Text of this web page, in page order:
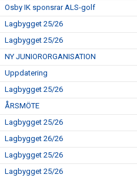
Osby IK sponsrar ALS-golf
Lagbygget 25/26
Lagbygget 25/26
NY JUNIORORGANISATION
Uppdatering
Lagbygget 25/26
ÅRSMÖTE
Lagbygget 25/26
Lagbygget 26/26
Lagbygget 25/26
Lagbygget 25/26